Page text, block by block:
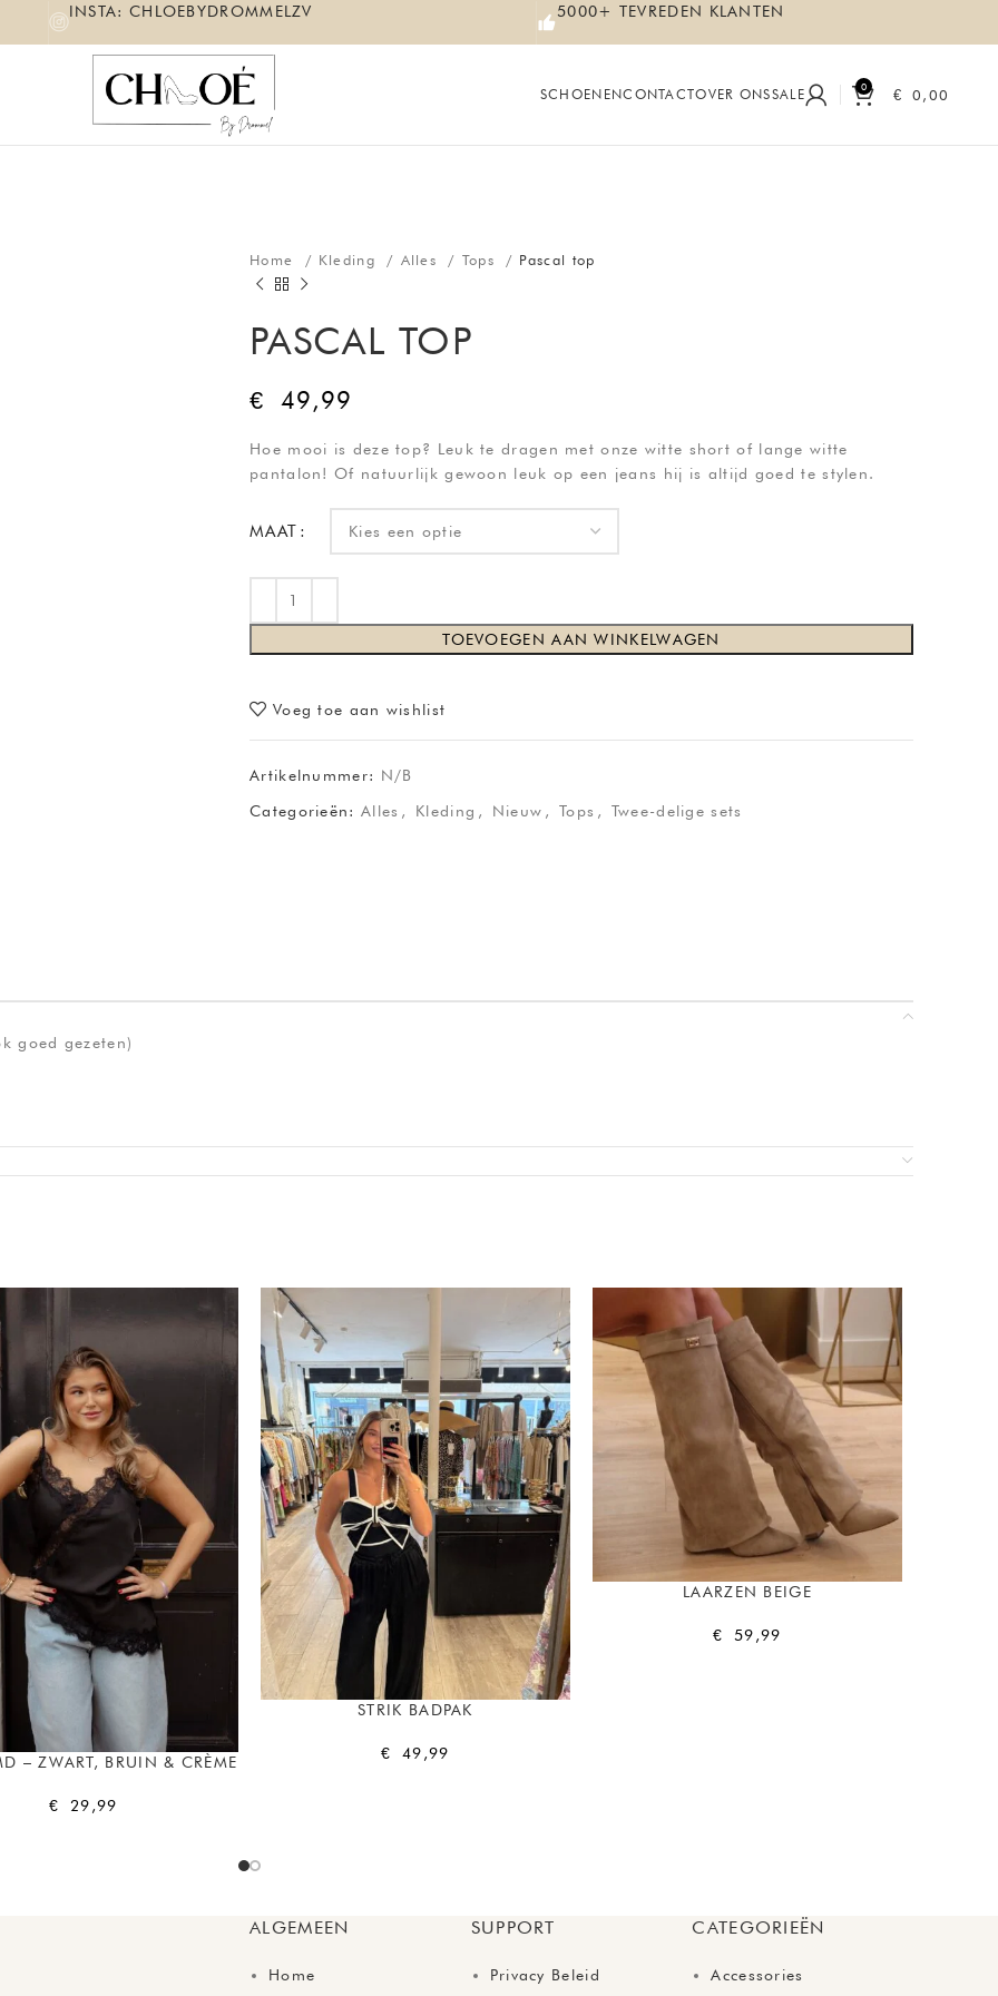
INSTA: CHLOEBYDROMMELZV 5000+ TEVREDEN KLANTEN
SCHOENENCONTACTOVER ONSSALE 0 € 0,00
Home Kleding Alles Tops Pascal top
PASCAL TOP
€ 49,99
Hoe mooi is deze top? Leuk te dragen met onze witte short of lange witte
pantalon! Of natuurlijk gewoon leuk op een jeans hij is altijd goed te stylen.
MAAT
TOEVOEGEN AAN WINKELWAGEN
Voeg toe aan wishlist
Artikelnummer: N/B
Categorieën: Alles , Kleding , Nieuw , Tops , Twee-delige sets
goed gezeten)
– ZWART, BRUIN & CRÈME
€ 29,99
STRIK BADPAK
€ 49,99
LAARZEN BEIGE
€ 59,99
ALGEMEEN
Home
SUPPORT
Privacy Beleid
CATEGORIEËN
Accessories